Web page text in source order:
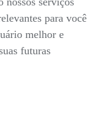
para você
melhor e
futuras